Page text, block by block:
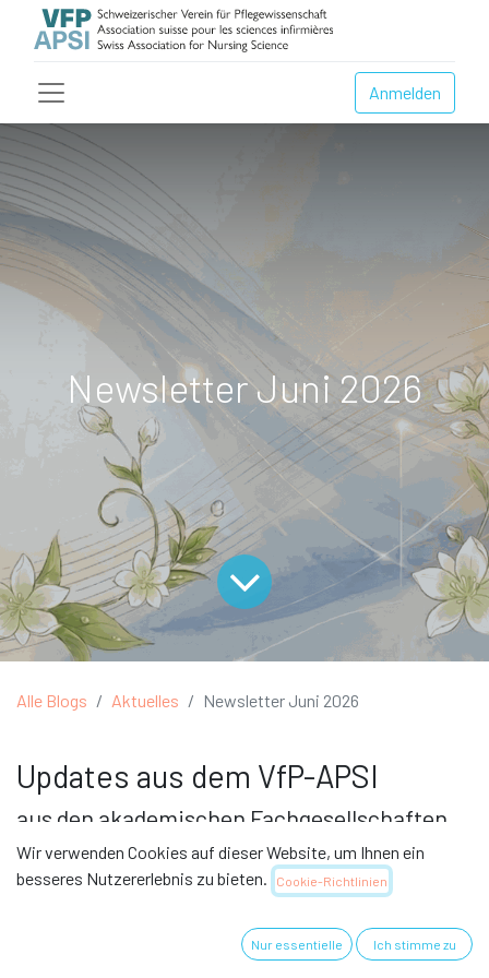
Anmelden
Newsletter Juni 2026
Alle Blogs Aktuelles Newsletter Juni 2026
Updates aus dem VfP-APSI
aus den akademischen Fachgesellschaften
15 Jahre AFG Spitex Pflege!
Anfang Juni durften wir in Olten das 15-jährige
Wir verwenden Cookies auf dieser Website, um Ihnen ein
besseres Nutzererlebnis zu bieten.
Cookie-Richtlinien
Nur essentielle Ich stimme zu